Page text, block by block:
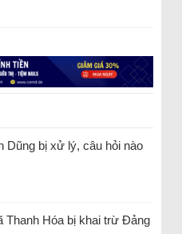
Dũng bị xử lý, câu hỏi nào
Thanh Hóa bị khai trừ Đảng